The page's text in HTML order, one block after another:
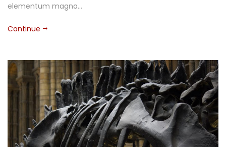
elementum magna…
Continue